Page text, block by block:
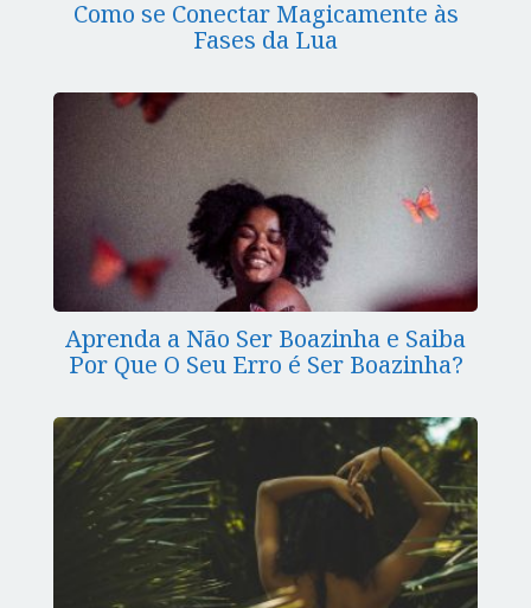
Como se Conectar Magicamente às
Fases da Lua
Aprenda a Não Ser Boazinha e Saiba
Por Que O Seu Erro é Ser Boazinha?